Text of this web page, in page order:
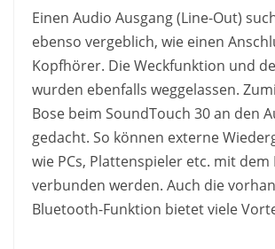
Einen Audio Ausgang (Line-Out)
ebenso vergeblich, wie einen
Kopfhörer. Die Weckfunktion und
wurden ebenfalls weggelassen.
Bose beim SoundTouch 30 an den
gedacht. So können externe
wie PCs, Plattenspieler etc. mit
verbunden werden. Auch die
Bluetooth-Funktion bietet viele